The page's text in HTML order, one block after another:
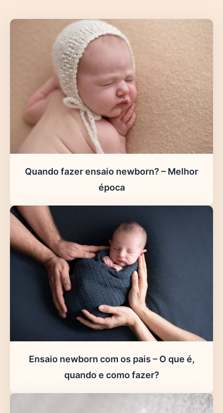
Quando fazer ensaio newborn? – Melhor
época
Ensaio newborn com os pais – O que é,
quando e como fazer?